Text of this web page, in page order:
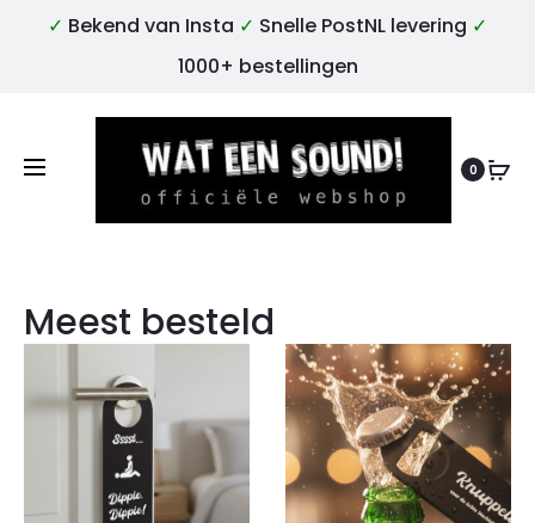
✓ Bekend van Insta ✓ Snelle PostNL levering ✓
1000+ bestellingen
0
Meest besteld